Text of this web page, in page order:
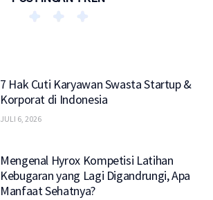
7 Hak Cuti Karyawan Swasta Startup &
Korporat di Indonesia
JULI 6, 2026
Mengenal Hyrox Kompetisi Latihan
Kebugaran yang Lagi Digandrungi, Apa
Manfaat Sehatnya?